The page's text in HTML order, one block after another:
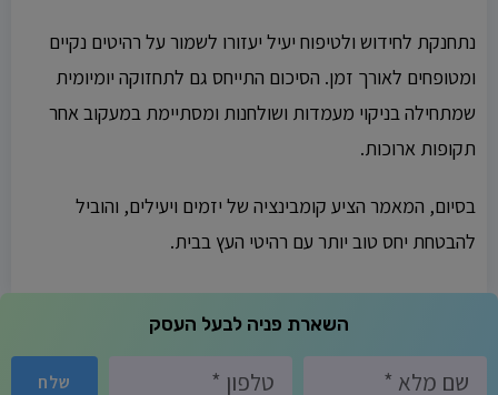
נתחנקת לחידוש ולטיפוח יעיל יעזורו לשמור על רהיטים נקיים
ומטופחים לאורך זמן. הסיכום התייחס גם לתחזוקה יומיומית
שמתחילה בניקוי מעמדות ושולחנות ומסתיימת במעקוב אחר
תקופות ארוכות.
בסיום, המאמר הציע קומבינציה של יזמים ויעילים, והוביל
להבטחת יחס טוב יותר עם רהיטי העץ בבית.
השארת פניה לבעל העסק
שלח